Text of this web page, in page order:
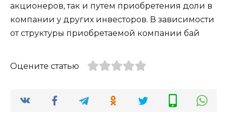
акционеров, так и путем приобретения доли в
компании у других инвесторов. В зависимости
от структуры приобретаемой компании бай
Оцените статью